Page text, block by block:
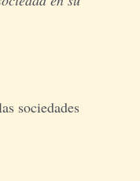
sociedades